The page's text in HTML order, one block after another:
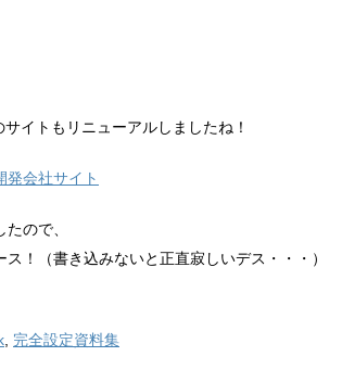
イトもリニューアルしましたね！
発会社サイト
ので、
！（書き込みないと正直寂しいデス・・・）
完全設定資料集